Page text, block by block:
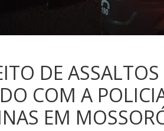
DE
COM A
EM